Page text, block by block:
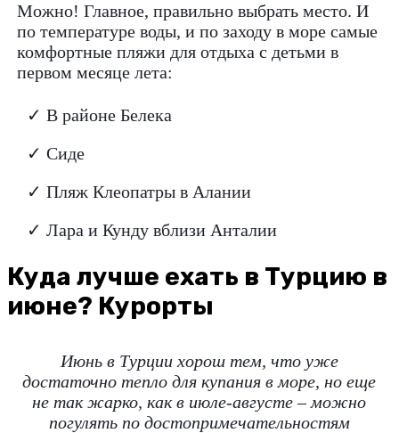
Можно! Главное, правильно выбрать место. И
по температуре воды, и по заходу в море самые
комфортные пляжи для отдыха с детьми в
первом месяце лета:
✓ В районе Белека
✓ Сиде
✓ Пляж Клеопатры в Алании
✓ Лара и Кунду вблизи Анталии
Куда лучше ехать в Турцию в
июне? Курорты
Июнь в Турции хорош тем, что уже
достаточно тепло для купания в море, но еще
не так жарко, как в июле-августе – можно
погулять по достопримечательностям